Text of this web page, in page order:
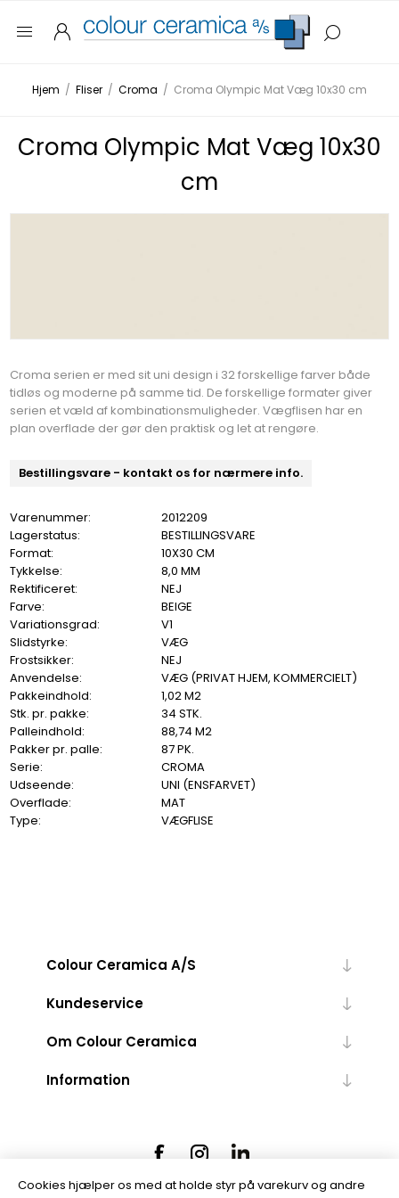
Hjem / Fliser / Croma / Croma Olympic Mat Væg 10x30 cm
Croma Olympic Mat Væg 10x30
cm
Croma serien er med sit uni design i 32 forskellige farver både
tidløs og moderne på samme tid. De forskellige formater giver
serien et væld af kombinationsmuligheder. Vægflisen har en
plan overflade der gør den praktisk og let at rengøre.
Bestillingsvare - kontakt os for nærmere info.
Varenummer:
2012209
Lagerstatus:
BESTILLINGSVARE
Format:
10X30 CM
Tykkelse:
8,0 MM
Rektificeret:
NEJ
Farve:
BEIGE
Variationsgrad:
V1
Slidstyrke:
VÆG
Frostsikker:
NEJ
Anvendelse:
VÆG (PRIVAT HJEM, KOMMERCIELT)
Pakkeindhold:
1,02 M2
Stk. pr. pakke:
34 STK.
Palleindhold:
88,74 M2
Pakker pr. palle:
87 PK.
Serie:
CROMA
Udseende:
UNI (ENSFARVET)
Overflade:
MAT
Type:
VÆGFLISE
Colour Ceramica A/S
Kundeservice
Om Colour Ceramica
Information
Cookies hjælper os med at holde styr på varekurv og andre